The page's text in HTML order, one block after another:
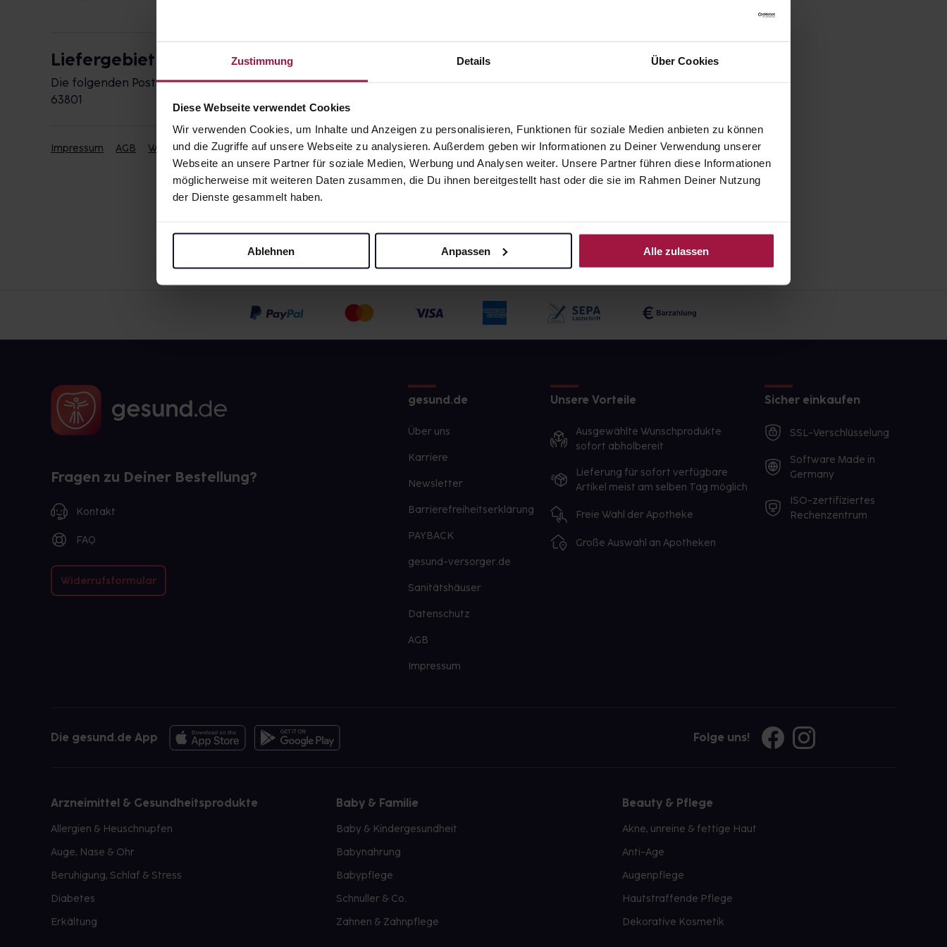
Zustimmung Details Über Cookies
Diese Webseite verwendet Cookies
Wir verwenden Cookies, um Inhalte und Anzeigen zu personalisieren, Funktionen für soziale Medien anbieten zu können
und die Zugriffe auf unsere Webseite zu analysieren. Außerdem geben wir Informationen zu Deiner Verwendung unserer
Webseite an unsere Partner für soziale Medien, Werbung und Analysen weiter. Unsere Partner führen diese Informationen
möglicherweise mit weiteren Daten zusammen, die Du ihnen bereitgestellt hast oder die sie im Rahmen Deiner Nutzung
der Dienste gesammelt haben.
Ablehnen Anpassen Alle zulassen
Liefergebiet
Die folgenden Postleitzahlen werden durch die Apotheke beliefert:
63801
Impressum AGB Widerrufsbelehrung Datenschutz
Fragen zu Deiner Bestellung?
Kontakt
FAQ
Widerrufsformular
gesund.de
Über uns
Karriere
Newsletter
Barrierefreiheitserklärung
PAYBACK
gesund-versorger.de
Sanitätshäuser
Datenschutz
AGB
Impressum
Unsere Vorteile
Ausgewählte Wunschprodukte
sofort abholbereit
Lieferung für sofort verfügbare
Artikel meist am selben Tag möglich
Freie Wahl der Apotheke
Große Auswahl an Apotheken
Sicher einkaufen
SSL-Verschlüsselung
Software Made in
Germany
ISO-zertifiziertes
Rechenzentrum
Die gesund.de App Folge uns!
Arzneimittel & Gesundheitsprodukte
Allergien & Heuschnupfen
Auge, Nase & Ohr
Beruhigung, Schlaf & Stress
Diabetes
Erkältung
Baby & Familie
Baby & Kindergesundheit
Babynahrung
Babypflege
Schnuller & Co.
Zahnen & Zahnpflege
Beauty & Pflege
Akne, unreine & fettige Haut
Anti-Age
Augenpflege
Hautstraffende Pflege
Dekorative Kosmetik